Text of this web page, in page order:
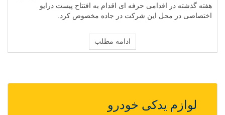
هفته گذشته در اقدامی حرفه ای اقدام به افتتاح پیست درایو
اختصاصی در محل این شرکت در جاده مخصوص کرد.
ادامه مطلب
لوازم یدکی خودرو